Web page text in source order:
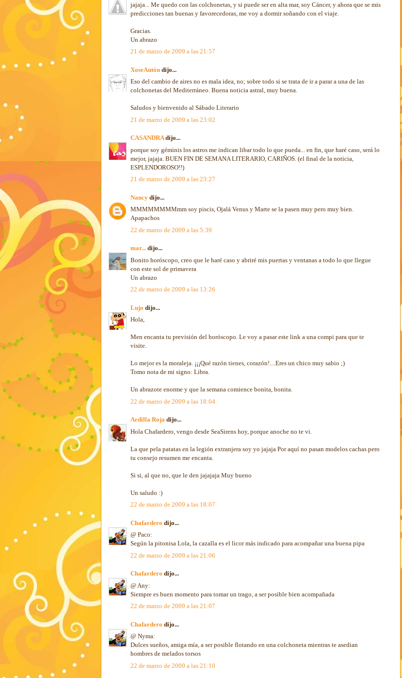
jajaja... Me quedo con las colchonetas, y si puede ser en alta mar, soy Cáncer, y ahora que se mis
predicciones tan buenas y favorecedoras, me voy a dormir soñando con el viaje.
Gracias.
Un abrazo
21 de marzo de 2009 a las 21:57
XoseAntón dijo...
Eso del cambio de aires no es mala idea, no; sobre todo si se trata de ir a parar a una de las
colchonetas del Mediterráneo. Buena noticia astral, muy buena.
Saludos y bienvenido al Sábado Literario
21 de marzo de 2009 a las 23:02
CASANDRAdijo...
porque soy géminis los astros me indican libar todo lo que pueda... en fin, que haré caso, será lo
mejor, jajaja. BUEN FIN DE SEMANA LITERARIO, CARIÑOS. (el final de la noticia,
ESPLENDOROSO!!)
21 de marzo de 2009 a las 23:27
Nancy dijo...
MMMMMMMMmm soy piscis, Ojalá Venus y Marte se la pasen muy pero muy bien.
Apapachos
22 de marzo de 2009 a las 5:39
mar... dijo...
Bonito horóscopo, creo que le haré caso y abriré mis puertas y ventanas a todo lo que llegue
con este sol de primavera
Un abrazo
22 de marzo de 2009 a las 13:26
Lujo dijo...
Hola,
Men encanta tu previsión del horóscopo. Le voy a pasar este link a una compi para que te
visite.
Lo mejor es la moraleja. ¡¡¡Qué razón tienes, corazón!....Eres un chico muy sabio ;)
Tomo nota de mi signo: Libra.
Un abrazote enorme y que la semana comience bonita, bonita.
22 de marzo de 2009 a las 18:04
Ardilla Roja dijo...
Hola Chafardero, vengo desde SeaSirens hoy, porque anoche no te vi.
La que pela patatas en la legión extranjera soy yo jajaja Por aquí no pasan modelos cachas pero
tu consejo resumen me encanta.
Si si, al que no, que le den jajajaja Muy bueno
Un saludo :)
22 de marzo de 2009 a las 18:07
Chafardero dijo...
@ Paco:
Según la pitonisa Lola, la cazalla es el licor más indicado para acompañar una buena pipa
22 de marzo de 2009 a las 21:06
Chafardero dijo...
@ Any:
Siempre es buen momento para tomar un trago, a ser posible bien acompañada
22 de marzo de 2009 a las 21:07
Chafardero dijo...
@ Nyma:
Dulces sueños, amiga mía, a ser posible flotando en una colchoneta mientras te asedian
hombres de melados torsos
22 de marzo de 2009 a las 21:10